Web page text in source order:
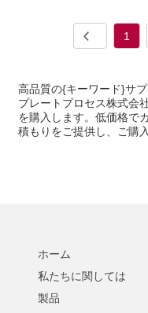
1
高品質の{キーワード}サ
プレートプロセス株式会
を購入します。低価格で
積もりをご提供し、ご購
ホーム
私たちに関しては
製品